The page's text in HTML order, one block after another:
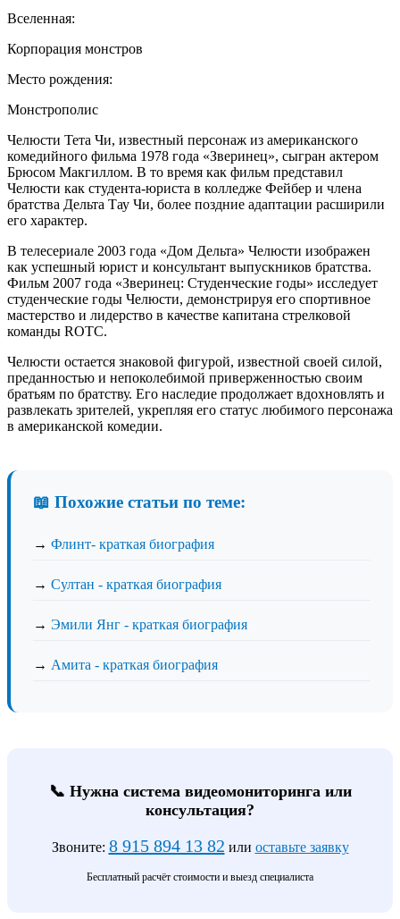
Вселенная:
Корпорация монстров
Место рождения:
Монстрополис
Челюсти Тета Чи, известный персонаж из американского
комедийного фильма 1978 года «Зверинец», сыгран актером
Брюсом Макгиллом. В то время как фильм представил
Челюсти как студента-юриста в колледже Фейбер и члена
братства Дельта Тау Чи, более поздние адаптации расширили
его характер.
В телесериале 2003 года «Дом Дельта» Челюсти изображен
как успешный юрист и консультант выпускников братства.
Фильм 2007 года «Зверинец: Студенческие годы» исследует
студенческие годы Челюсти, демонстрируя его спортивное
мастерство и лидерство в качестве капитана стрелковой
команды ROTC.
Челюсти остается знаковой фигурой, известной своей силой,
преданностью и непоколебимой приверженностью своим
братьям по братству. Его наследие продолжает вдохновлять и
развлекать зрителей, укрепляя его статус любимого персонажа
в американской комедии.
📖 Похожие статьи по теме:
→ Флинт- краткая биография
→ Султан - краткая биография
→ Эмили Янг - краткая биография
→ Амита - краткая биография
📞 Нужна система видеомониторинга или
консультация?
Звоните: 8 915 894 13 82 или оставьте заявку
Бесплатный расчёт стоимости и выезд специалиста